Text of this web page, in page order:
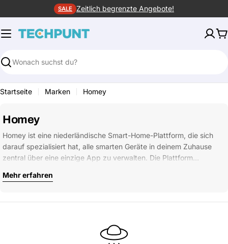
Inhalt
springen
SALE Zeitlich begrenzte Angebote!
Suchen
Startseite Marken Homey
Homey
Homey ist eine niederländische Smart-Home-Plattform, die sich
darauf spezialisiert hat, alle smarten Geräte in deinem Zuhause
zentral über eine einzige App zu verwalten. Die Plattform…
Mehr erfahren